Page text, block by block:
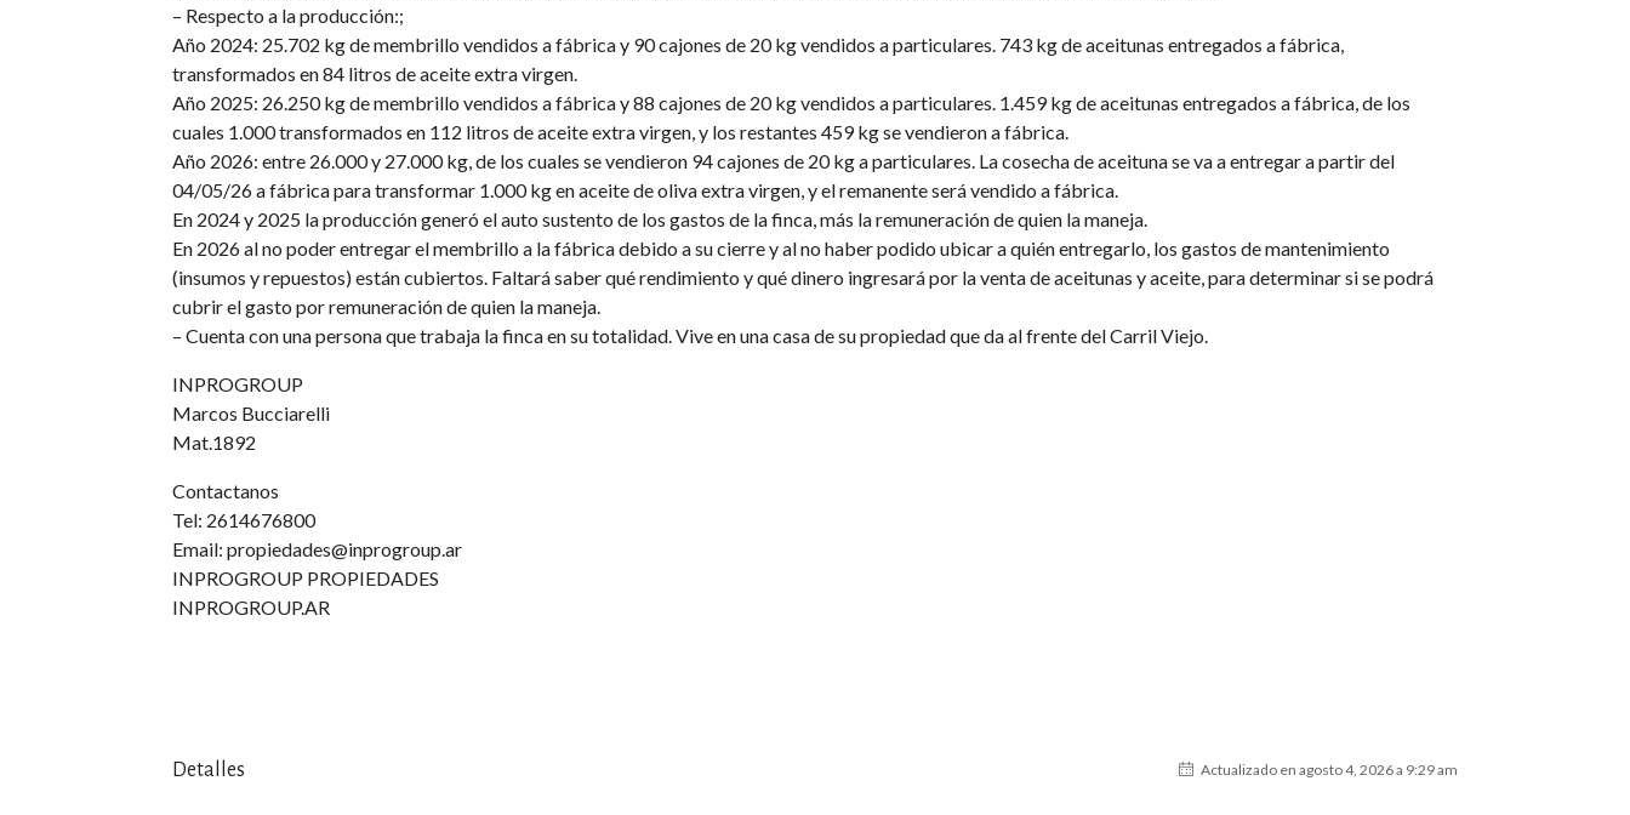
– Respecto a la producción:;
Año 2024: 25.702 kg de membrillo vendidos a fábrica y 90 cajones de 20 kg vendidos a particulares. 743 kg de aceitunas entregados a fábrica,
transformados en 84 litros de aceite extra virgen.
Año 2025: 26.250 kg de membrillo vendidos a fábrica y 88 cajones de 20 kg vendidos a particulares. 1.459 kg de aceitunas entregados a fábrica, de los
cuales 1.000 transformados en 112 litros de aceite extra virgen, y los restantes 459 kg se vendieron a fábrica.
Año 2026: entre 26.000 y 27.000 kg, de los cuales se vendieron 94 cajones de 20 kg a particulares. La cosecha de aceituna se va a entregar a partir del
04/05/26 a fábrica para transformar 1.000 kg en aceite de oliva extra virgen, y el remanente será vendido a fábrica.
En 2024 y 2025 la producción generó el auto sustento de los gastos de la finca, más la remuneración de quien la maneja.
En 2026 al no poder entregar el membrillo a la fábrica debido a su cierre y al no haber podido ubicar a quién entregarlo, los gastos de mantenimiento
(insumos y repuestos) están cubiertos. Faltará saber qué rendimiento y qué dinero ingresará por la venta de aceitunas y aceite, para determinar si se podrá
cubrir el gasto por remuneración de quien la maneja.
– Cuenta con una persona que trabaja la finca en su totalidad. Vive en una casa de su propiedad que da al frente del Carril Viejo.
INPROGROUP
Marcos Bucciarelli
Mat.1892
Contactanos
Tel: 2614676800
Email: propiedades@inprogroup.ar
INPROGROUP PROPIEDADES
INPROGROUP.AR
Detalles Actualizado en agosto 4, 2026 a 9:29 am